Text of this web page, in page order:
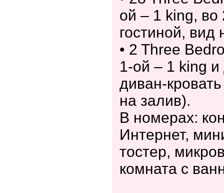
ой – 1 king, во
гостиной, вид
• 2 Three
1-ой – 1 king
диван-
на залив).
В номерах:
Интернет,
тостер,
комната с